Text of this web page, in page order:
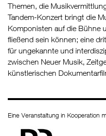
Themen, die
Tandem-Konzert bringt die
Komponisten auf die Bühne
fließend sein können; eine
für ungekannte und
zwischen Neuer Musik,
künstlerischen
Eine Veranstaltung in Kooperation